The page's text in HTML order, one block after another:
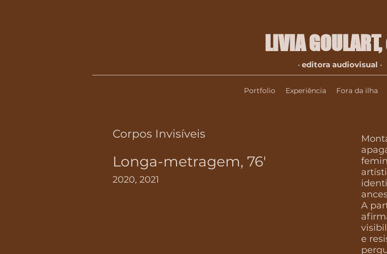
LIVIA
• editora audiovisual •
Portfolio Experiência Fora da ilha
Corpos Invisíveis
Longa-metragem, 76'
2020, 2021
A
e